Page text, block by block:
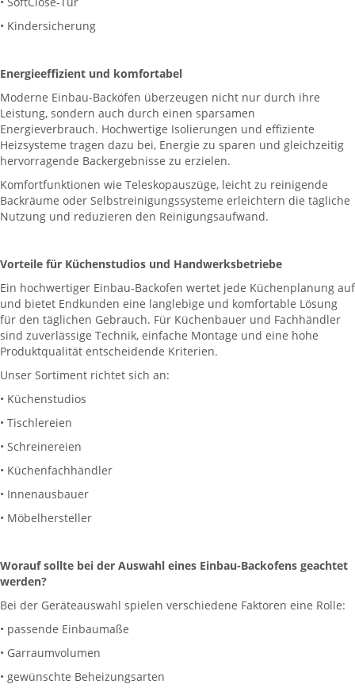
• Kindersicherung
Energieeffizient und komfortabel
Moderne Einbau-Backöfen überzeugen nicht nur durch ihre
Leistung, sondern auch durch einen sparsamen
Energieverbrauch. Hochwertige Isolierungen und effiziente
Heizsysteme tragen dazu bei, Energie zu sparen und gleichzeitig
hervorragende Backergebnisse zu erzielen.
Komfortfunktionen wie Teleskopauszüge, leicht zu reinigende
Backräume oder Selbstreinigungssysteme erleichtern die tägliche
Nutzung und reduzieren den Reinigungsaufwand.
Vorteile für Küchenstudios und Handwerksbetriebe
Ein hochwertiger Einbau-Backofen wertet jede Küchenplanung auf
und bietet Endkunden eine langlebige und komfortable Lösung
für den täglichen Gebrauch. Für Küchenbauer und Fachhändler
sind zuverlässige Technik, einfache Montage und eine hohe
Produktqualität entscheidende Kriterien.
Unser Sortiment richtet sich an:
• Küchenstudios
• Tischlereien
• Schreinereien
• Küchenfachhändler
• Innenausbauer
• Möbelhersteller
Worauf sollte bei der Auswahl eines Einbau-Backofens geachtet
werden?
Bei der Geräteauswahl spielen verschiedene Faktoren eine Rolle:
• passende Einbaumaße
• Garraumvolumen
• gewünschte Beheizungsarten